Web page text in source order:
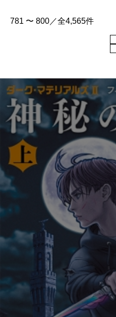
781 〜 800／全4,565件